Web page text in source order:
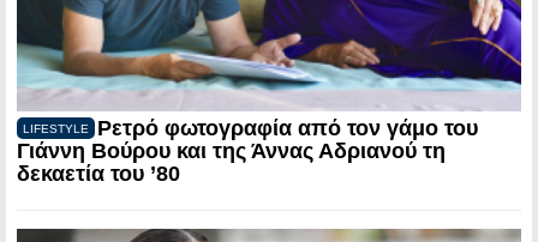
LIFESTYLE
Ρετρό φωτογραφία από τον γάμο του
Γιάννη Βούρου και της Άννας Αδριανού τη
δεκαετία του ’80